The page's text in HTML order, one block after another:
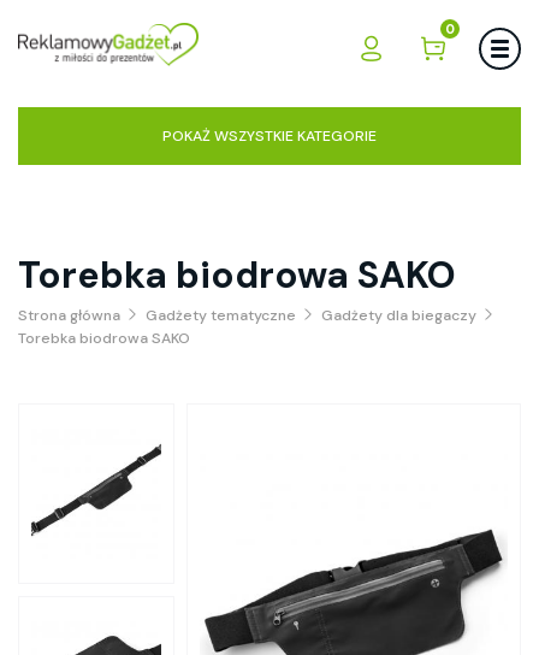
0
POKAŻ WSZYSTKIE KATEGORIE
Torebka biodrowa SAKO
Strona główna Gadżety tematyczne
Gadżety dla biegaczy
Torebka biodrowa SAKO